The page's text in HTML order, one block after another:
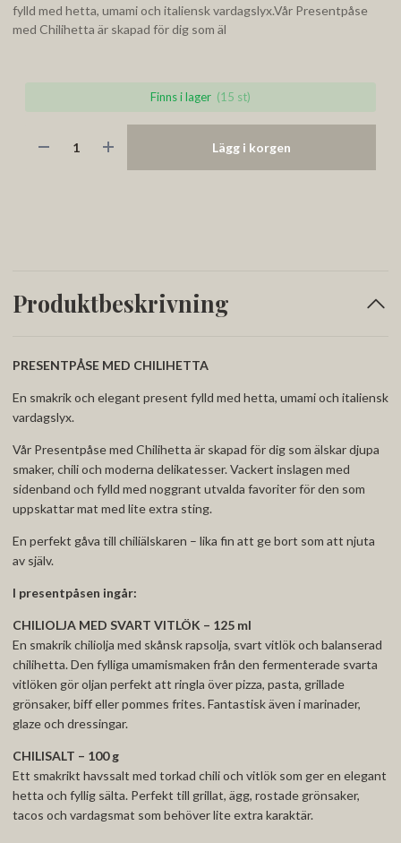
fylld med hetta, umami och italiensk vardagslyx.Vår Presentpåse
med Chilihetta är skapad för dig som äl
Finns i lager (15 st)
Lägg i korgen
Produktbeskrivning
PRESENTPÅSE MED CHILIHETTA
En smakrik och elegant present fylld med hetta, umami och italiensk
vardagslyx.
Vår Presentpåse med Chilihetta är skapad för dig som älskar djupa
smaker, chili och moderna delikatesser. Vackert inslagen med
sidenband och fylld med noggrant utvalda favoriter för den som
uppskattar mat med lite extra sting.
En perfekt gåva till chiliälskaren – lika fin att ge bort som att njuta
av själv.
I presentpåsen ingår:
CHILIOLJA MED SVART VITLÖK – 125 ml
En smakrik chiliolja med skånsk rapsolja, svart vitlök och balanserad
chilihetta. Den fylliga umamismaken från den fermenterade svarta
vitlöken gör oljan perfekt att ringla över pizza, pasta, grillade
grönsaker, biff eller pommes frites. Fantastisk även i marinader,
glaze och dressingar.
CHILISALT – 100 g
Ett smakrikt havssalt med torkad chili och vitlök som ger en elegant
hetta och fyllig sälta. Perfekt till grillat, ägg, rostade grönsaker,
tacos och vardagsmat som behöver lite extra karaktär.